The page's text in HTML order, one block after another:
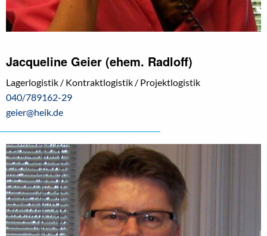
Jacqueline Geier (ehem. Radloff)
Lagerlogistik / Kontraktlogistik / Projektlogistik
040/789162-29
geier@heik.de